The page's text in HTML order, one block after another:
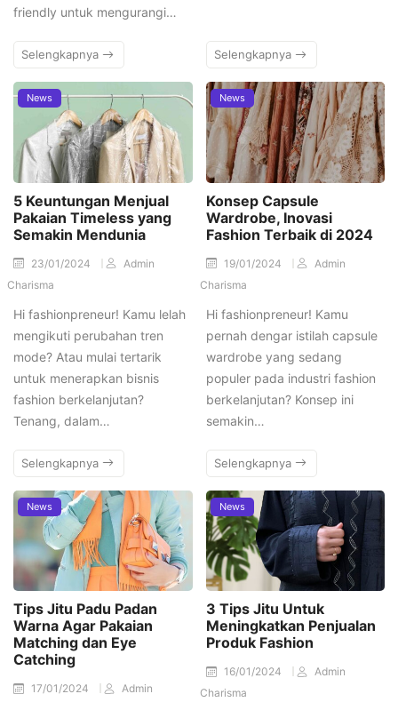
friendly untuk mengurangi…
Selengkapnya Selengkapnya
News
5 Keuntungan Menjual
Pakaian Timeless yang
Semakin Mendunia
23/01/2024
Admin
Charisma
Hi fashionpreneur! Kamu lelah
mengikuti perubahan tren
mode? Atau mulai tertarik
untuk menerapkan bisnis
fashion berkelanjutan?
Tenang, dalam…
Selengkapnya
News
Konsep Capsule
Wardrobe, Inovasi
Fashion Terbaik di 2024
19/01/2024
Admin
Charisma
Hi fashionpreneur! Kamu
pernah dengar istilah capsule
wardrobe yang sedang
populer pada industri fashion
berkelanjutan? Konsep ini
semakin…
Selengkapnya
News
Tips Jitu Padu Padan
Warna Agar Pakaian
Matching dan Eye
Catching
17/01/2024
Admin
News
3 Tips Jitu Untuk
Meningkatkan Penjualan
Produk Fashion
16/01/2024
Admin
Charisma